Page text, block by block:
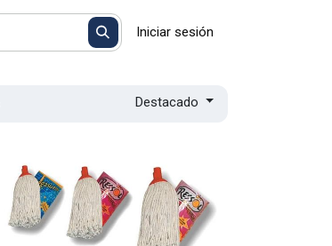
Iniciar sesión
Destacado